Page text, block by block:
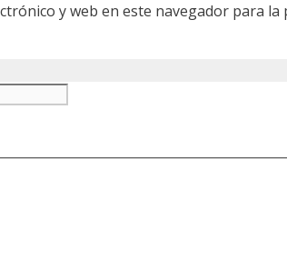
y web en este navegador para la